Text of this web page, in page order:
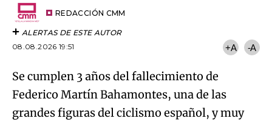
REDACCIÓN CMM
ALERTAS DE ESTE AUTOR
08.08.2026 19:51
+A -A
Se cumplen 3 años del fallecimiento de
Federico Martín Bahamontes, una de las
grandes figuras del ciclismo español, y muy